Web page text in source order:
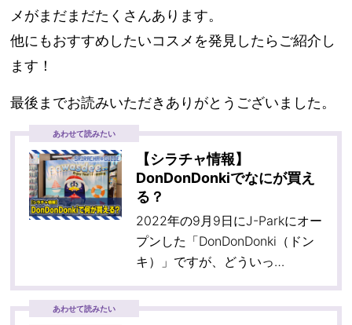
メがまだまだたくさんあります。
他にもおすすめしたいコスメを発見したらご紹介し
ます！
最後までお読みいただきありがとうございました。
あわせて読みたい
【シラチャ情報】
DonDonDonkiでなにが買え
る？
2022年の9月9日にJ-Parkにオー
プンした「DonDonDonki（ドン
キ）」ですが、どういっ…
あわせて読みたい